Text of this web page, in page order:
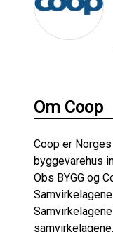
Om Coop
Coop er
byggevarehus
Obs BYGG og
samvirkelagene.